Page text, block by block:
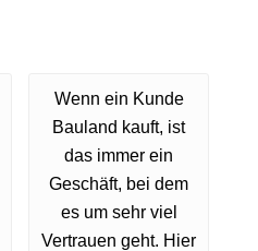
Wenn ein Kunde
Bauland kauft, ist
das immer ein
Geschäft, bei dem
es um sehr viel
Vertrauen geht. Hier